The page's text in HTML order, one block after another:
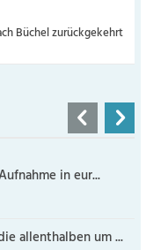
Büchel zurückgekehrt
in eur...
allenthalben um ...